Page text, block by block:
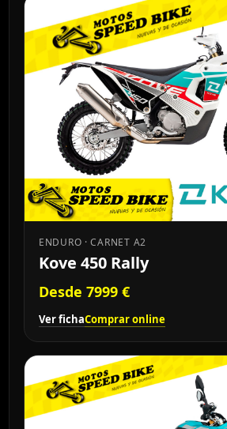
ENDURO · CARNET A2
Kove 450 Rally
Desde 7999 €
Ver fichaComprar online